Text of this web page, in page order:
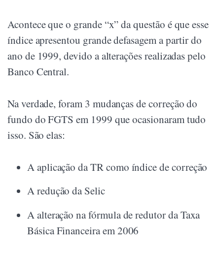
Acontece que o grande “x” da questão é que esse
índice apresentou grande defasagem a partir do
ano de 1999, devido a alterações realizadas pelo
Banco Central.
Na verdade, foram 3 mudanças de correção do
fundo do FGTS em 1999 que ocasionaram tudo
isso. São elas:
A aplicação da TR como índice de correção
A redução da Selic
A alteração na fórmula de redutor da Taxa
Básica Financeira em 2006